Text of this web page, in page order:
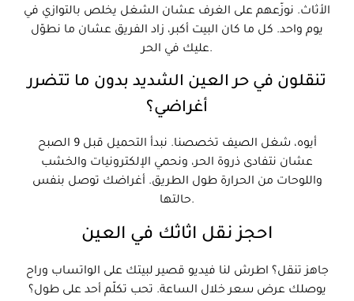
الأثاث. نوزّعهم على الغرف عشان الشغل يخلص بالتوازي في
يوم واحد. كل ما كان البيت أكبر، زاد الفريق عشان ما نطوّل
عليك في الحر.
تنقلون في حر العين الشديد بدون ما تتضرر
أغراضي؟
أيوه، شغل الصيف تخصصنا. نبدأ التحميل قبل 9 الصبح
عشان نتفادى ذروة الحر، ونحمي الإلكترونيات والخشب
واللوحات من الحرارة طول الطريق. أغراضك توصل بنفس
حالتها.
احجز نقل اثاثك في العين
جاهز تنقل؟ اطرش لنا فيديو قصير لبيتك على الواتساب وراح
يوصلك عرض سعر خلال الساعة. تحب تكلّم أحد على طول؟